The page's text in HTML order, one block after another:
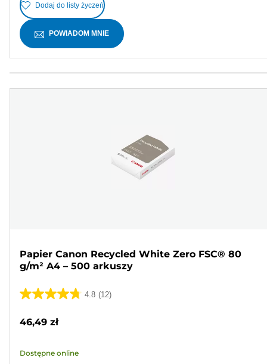
Dodaj do listy życzeń
POWIADOM MNIE
Papier Canon Recycled White Zero FSC® 80
g/m² A4 – 500 arkuszy
4.8 (12)
4.8
5
12
46,49 zł
Dostępne online